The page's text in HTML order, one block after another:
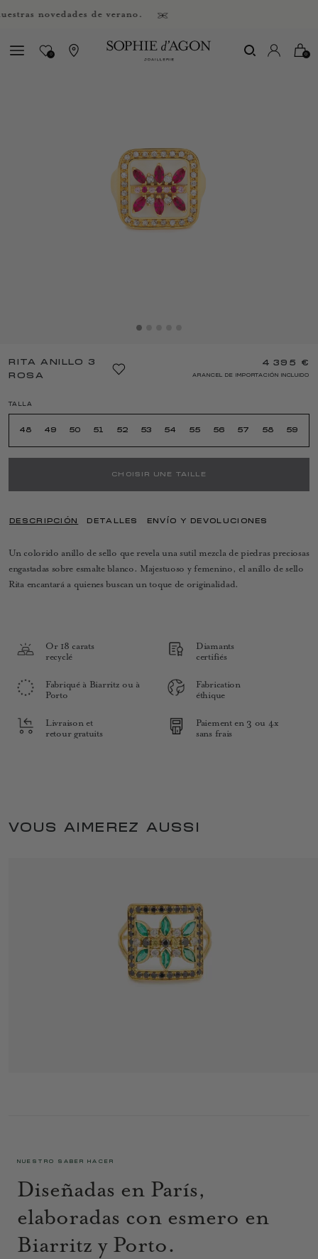
novedades de verano.
0 0
RITA ANILLO 3
ROSA
4 395 €
ARANCEL DE IMPORTACIÓN INCLUIDO
TALLA
48 49 50 51 52 53 54 55 56 57 58 59
CHOISIR UNE TAILLE
DESCRIPCIÓN DETALLES ENVÍO Y DEVOLUCIONES
Un colorido anillo de sello que revela una sutil mezcla de piedras preciosas
engastadas sobre esmalte blanco. Majestuoso y femenino, el anillo de sello
Rita encantará a quienes buscan un toque de originalidad.
Or 18 carats
recyclé
Diamants
certifiés
Fabriqué à Biarritz ou à
Porto
Fabrication
éthique
Livraison et
retour gratuits
Paiement en 3 ou 4x
sans frais
VOUS AIMEREZ AUSSI
NUESTRO SABER HACER
Diseñadas en París,
elaboradas con esmero en
Biarritz y Porto.